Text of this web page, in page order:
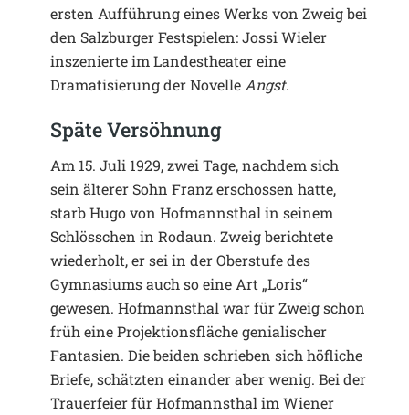
ersten Aufführung eines Werks von Zweig bei
den Salzburger Festspielen: Jossi Wieler
inszenierte im Landestheater eine
Dramatisierung der Novelle Angst.
Späte Versöhnung
Am 15. Juli 1929, zwei Tage, nachdem sich
sein älterer Sohn Franz erschossen hatte,
starb Hugo von Hofmannsthal in seinem
Schlösschen in Rodaun. Zweig berichtete
wiederholt, er sei in der Oberstufe des
Gymnasiums auch so eine Art „Loris“
gewesen. Hofmannsthal war für Zweig schon
früh eine Projektionsfläche genialischer
Fantasien. Die beiden schrieben sich höfliche
Briefe, schätzten einander aber wenig. Bei der
Trauerfeier für Hofmannsthal im Wiener